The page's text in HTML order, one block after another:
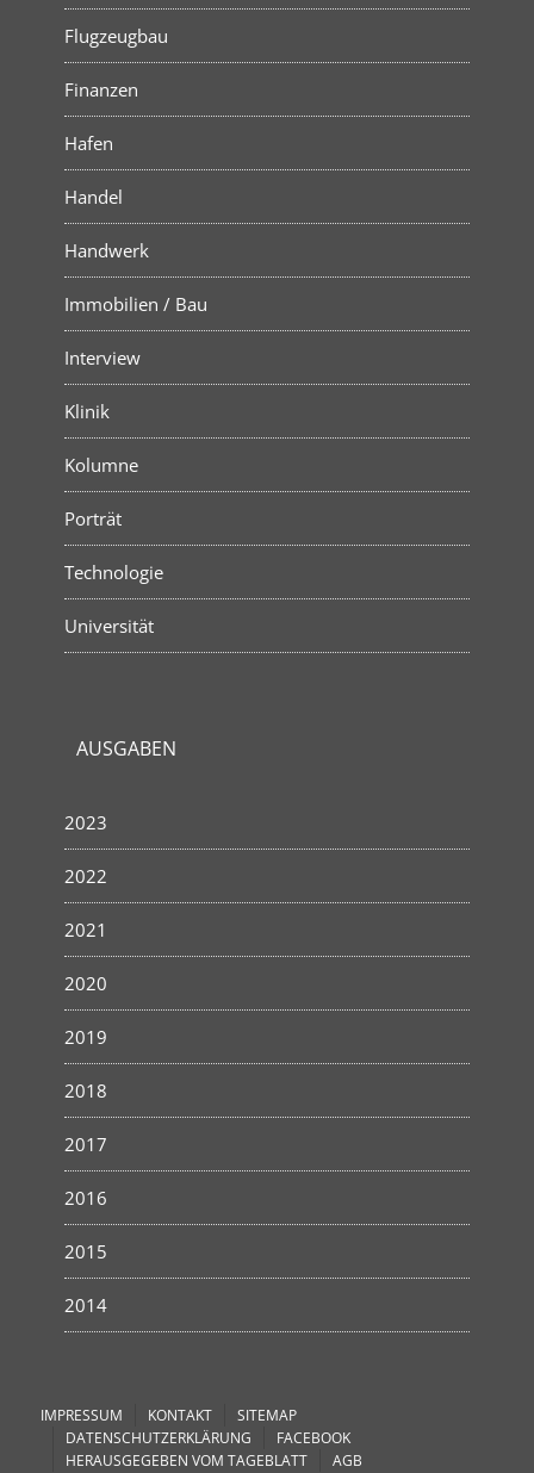
Flugzeugbau
Finanzen
Hafen
Handel
Handwerk
Immobilien / Bau
Interview
Klinik
Kolumne
Porträt
Technologie
Universität
AUSGABEN
2023
2022
2021
2020
2019
2018
2017
2016
2015
2014
IMPRESSUM KONTAKT
SITEMAP
DATENSCHUTZERKLÄRUNG
FACEBOOK
HERAUSGEGEBEN VOM TAGEBLATT
AGB